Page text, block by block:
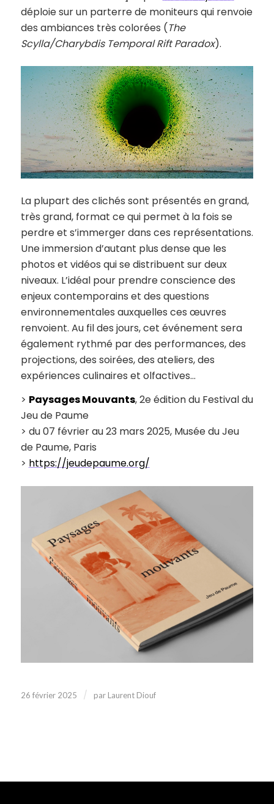
déploie sur un parterre de moniteurs qui renvoie
des ambiances très colorées (The
Scylla/Charybdis Temporal Rift Paradox).
La plupart des clichés sont présentés en grand,
très grand, format ce qui permet à la fois se
perdre et s’immerger dans ces représentations.
Une immersion d’autant plus dense que les
photos et vidéos qui se distribuent sur deux
niveaux. L’idéal pour prendre conscience des
enjeux contemporains et des questions
environnementales auxquelles ces œuvres
renvoient. Au fil des jours, cet événement sera
également rythmé par des performances, des
projections, des soirées, des ateliers, des
expériences culinaires et olfactives…
> Paysages Mouvants, 2e édition du Festival du
Jeu de Paume
> du 07 février au 23 mars 2025, Musée du Jeu
de Paume, Paris
> https://jeudepaume.org/
26 février 2025 / par Laurent Diouf